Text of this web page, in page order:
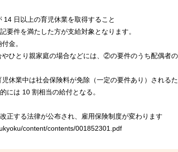
日以上の育児休業を取得すること
要件を満たした方が支給対象となります。
金。
ひとり親家庭の場合などには、②の要件のうち配偶者
休業中は社会保険料が免除（一定の要件あり）される
には 10 割相当の給付となる。
正する法律が公布され、雇用保険制度が変わります
content/contents/001852301.pdf